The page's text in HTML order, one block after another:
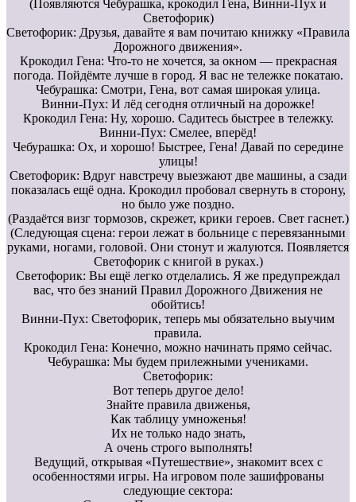
(Появляются Чебурашка, крокодил Гена, Винни-Пух и
Светофорик)
Светофорик: Друзья, давайте я вам почитаю книжку «Правила
Дорожного движения».
Крокодил Гена: Что-то не хочется, за окном — прекрасная
погода. Пойдёмте лучше в город. Я вас не тележке покатаю.
Чебурашка: Смотри, Гена, вот самая широкая улица.
Винни-Пух: И лёд сегодня отличный на дорожке!
Крокодил Гена: Ну, хорошо. Садитесь быстрее в тележку.
Винни-Пух: Смелее, вперёд!
Чебурашка: Ох, и хорошо! Быстрее, Гена! Давай по середине
улицы!
Светофорик: Вдруг навстречу выезжают две машины, а сзади
показалась ещё одна. Крокодил пробовал свернуть в сторону,
но было уже поздно.
(Раздаётся визг тормозов, скрежет, крики героев. Свет гаснет.)
(Следующая сцена: герои лежат в больнице с перевязанными
руками, ногами, головой. Они стонут и жалуются. Появляется
Светофорик с книгой в руках.)
Светофорик: Вы ещё легко отделались. Я же предупреждал
вас, что без знаний Правил Дорожного Движения не
обойтись!
Винни-Пух: Светофорик, теперь мы обязательно выучим
правила.
Крокодил Гена: Конечно, можно начинать прямо сейчас.
Чебурашка: Мы будем прилежными учениками.
Светофорик:
Вот теперь другое дело!
Знайте правила движенья,
Как таблицу умноженья!
Их не только надо знать,
А очень строго выполнять!
Ведущий, открывая «Путешествие», знакомит всех с
особенностями игры. На игровом поле зашифрованы
следующие сектора: